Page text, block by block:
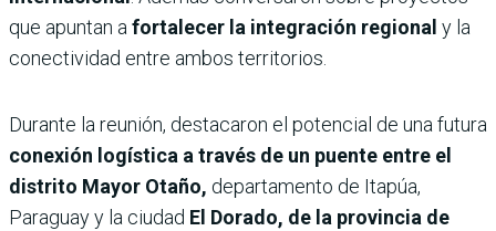
que apuntan afortalecer la integración regional y la
conectividad entre ambos territorios.
Durante la reunión, destacaron el potencial de una futura
conexión logística a través de un puente entre el
distrito Mayor Otaño, departamento de Itapúa,
Paraguay y la ciudad El Dorado, de la provincia de